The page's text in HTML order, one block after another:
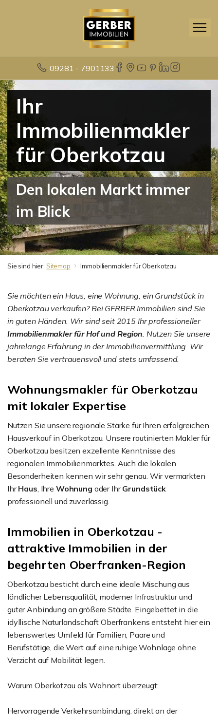
09281 - 7901133
Ihr
Immobilienmakler
für Oberkotzau
Den lokalen Markt immer
im Blick
Sie sind hier: Sitemap Immobilienmakler für Oberkotzau
Sie möchten ein Haus, eine Wohnung, ein Grundstück in
Oberkotzau verkaufen? Bei GERBER Immobilien sind Sie
in guten Händen. Wir sind seit 2015 Ihr professioneller
Immobilienmakler für Hof und Region. Nutzen Sie unsere
jahrelange Erfahrung in der Immobilienvermittlung. Wir
beraten Sie vertrauensvoll und stets umfassend.
Wohnungsmakler für Oberkotzau
mit lokaler Expertise
Nutzen Sie unsere regionale Stärke für Ihren erfolgreichen
Hausverkauf in Oberkotzau. Unsere routinierten Makler für
Oberkotzau besitzen exzellente Kenntnisse des
regionalen Immobilienmarktes. Auch die lokalen
Besonderheiten kennen wir sehr genau. Wir vermarkten
IhrHaus, Ihre Wohnung oder IhrGrundstück
professionell und zuverlässig.
Immobilien in Oberkotzau -
attraktive Immobilien in der
begehrten Oberfranken-Region
Oberkotzau besticht durch eine ideale Mischung aus
ländlicher Lebensqualität, moderner Infrastruktur und
guter Anbindung an größere Städte. Eingebettet in die
idyllische Naturlandschaft Oberfrankens entsteht hier ein
lebenswertes Umfeld für Familien, Paare und
Berufstätige, die Wert auf eine ruhige Wohnlage ohne
Verzicht auf Mobilität legen.
Warum Oberkotzau als Wohnort überzeugt:
Hervorragende Verkehrsanbindung: direkt an der